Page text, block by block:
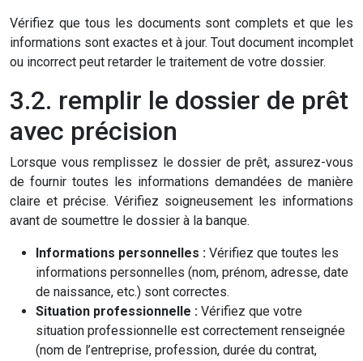
Vérifiez que tous les documents sont complets et que les
informations sont exactes et à jour. Tout document incomplet
ou incorrect peut retarder le traitement de votre dossier.
3.2. remplir le dossier de prêt
avec précision
Lorsque vous remplissez le dossier de prêt, assurez-vous
de fournir toutes les informations demandées de manière
claire et précise. Vérifiez soigneusement les informations
avant de soumettre le dossier à la banque.
Informations personnelles : Vérifiez que toutes les
informations personnelles (nom, prénom, adresse, date
de naissance, etc.) sont correctes.
Situation professionnelle : Vérifiez que votre
situation professionnelle est correctement renseignée
(nom de l’entreprise, profession, durée du contrat,